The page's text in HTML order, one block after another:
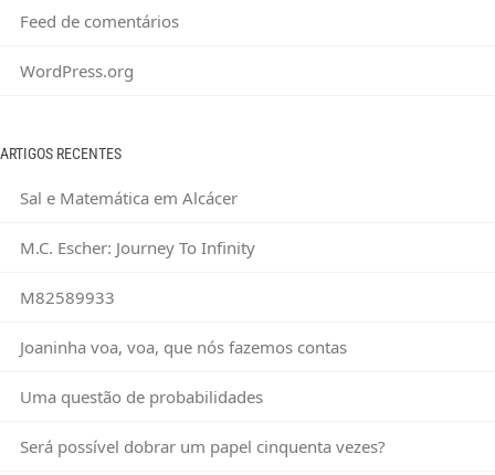
Feed de comentários
WordPress.org
ARTIGOS RECENTES
Sal e Matemática em Alcácer
M.C. Escher: Journey To Infinity
M82589933
Joaninha voa, voa, que nós fazemos contas
Uma questão de probabilidades
Será possível dobrar um papel cinquenta vezes?